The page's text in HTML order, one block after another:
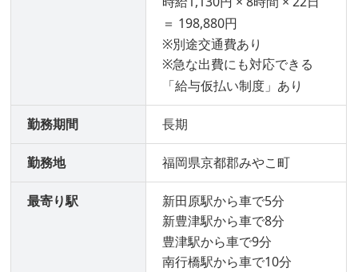
＝ 198,880円
※別途交通費あり
※急な出費にも対応できる
「給与仮払い制度」あり
勤務期間 長期
勤務地 福岡県京都郡みやこ町
最寄り駅
新田原駅から車で5分
新豊津駅から車で8分
豊津駅から車で9分
南行橋駅から車で10分